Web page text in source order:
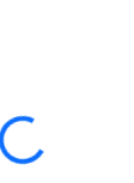
Loading...